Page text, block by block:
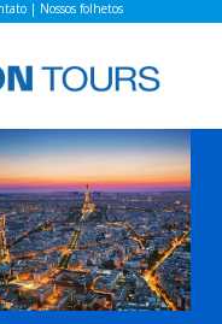
| Nossos folhetos